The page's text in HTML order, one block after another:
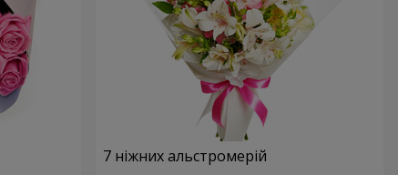
7 ніжних альстромерій